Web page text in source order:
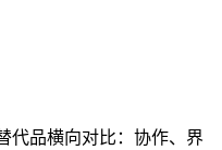
代品横向对比：协作、界